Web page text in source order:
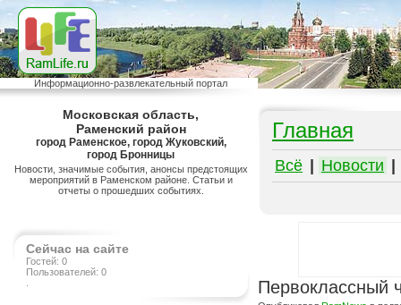
Информационно-развлекательный портал
Московская область,
Раменский район
город Раменское, город Жуковский,
город Бронницы
Новости, значимые события, анонсы предстоящих
мероприятий в Раменском районе. Статьи и
отчеты о прошедших событиях.
Сейчас на сайте
Гостей: 0
Пользователей: 0
Главная
Всё Новости
Первоклассный